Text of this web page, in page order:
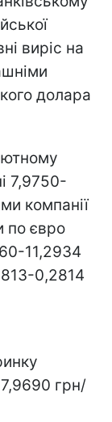
виріс на
долара
7,9750-
компанії
по євро
11,2934
0,2814
7,9690 грн/